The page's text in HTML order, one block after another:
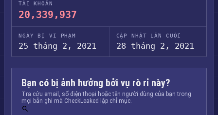
TÀI KHOẢN
20,339,937
NGÀY BỊ VI PHẠM
25 tháng 2, 2021
CẬP NHẬT LẦN CUỐI
28 tháng 2, 2021
Bạn có bị ảnh hưởng bởi vụ rò rỉ này?
Tra cứu email, số điện thoại hoặc tên người dùng của bạn trong
mọi bản ghi mà CheckLeaked lập chỉ mục.